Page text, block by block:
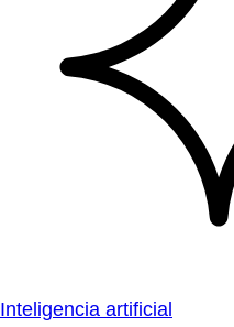
Inteligencia artificial